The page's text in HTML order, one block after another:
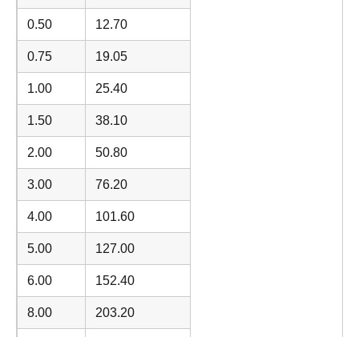
0.50 12.70
0.75 19.05
1.00 25.40
1.50 38.10
2.00 50.80
3.00 76.20
4.00 101.60
5.00 127.00
6.00 152.40
8.00 203.20